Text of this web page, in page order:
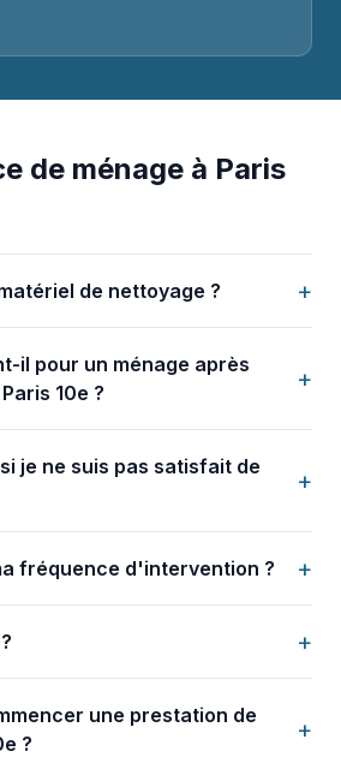
de ménage à Paris
de nettoyage ? +
il pour un ménage après
10e ?
+
je ne suis pas satisfait de
+
fréquence d'intervention ? +
+
une prestation de
?
+